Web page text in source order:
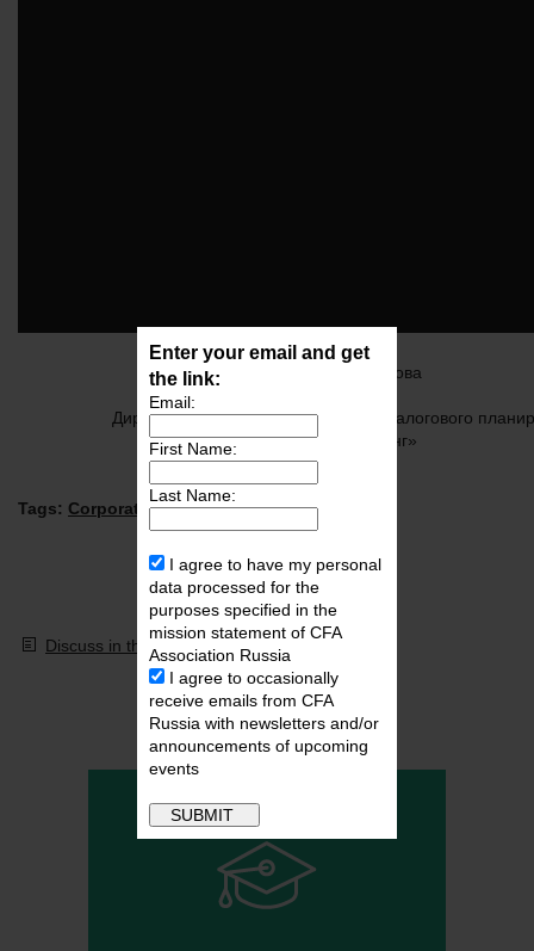
Enter your email and get
the link:
Email:
First Name:
Last Name:
I agree to have my personal
data processed for the
purposes specified in the
mission statement of CFA
Association Russia
I agree to occasionally
receive emails from CFA
Russia with newsletters and/or
announcements of upcoming
events
Марина Белякова
Директор группы международгоно налогового
«Эрнст энд Янг»
Tags: Corporate Finance,Tax,
Discuss in the forum
Video Library